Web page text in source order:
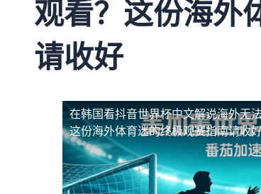
观看？这份海外
请收好
在韩国看抖音世界杯中文解说海外无
这份海外体育迷的终极观赛指南请收